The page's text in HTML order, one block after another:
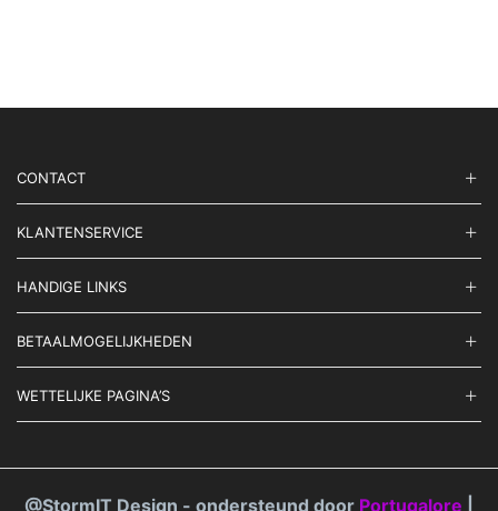
CONTACT
KLANTENSERVICE
HANDIGE LINKS
BETAALMOGELIJKHEDEN
WETTELIJKE PAGINA’S
@StormIT Design - ondersteund door Portugalore